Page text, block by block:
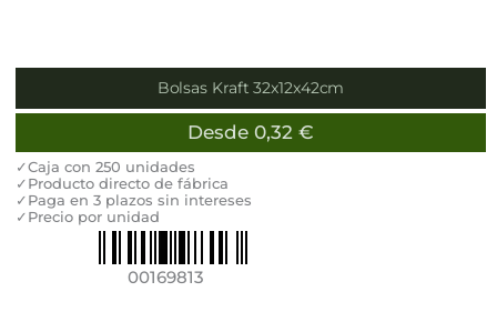
Bolsas Kraft 32x12x42cm
Desde 0,32 €
✓Caja con 250 unidades
✓Producto directo de fábrica
✓Paga en 3 plazos sin intereses
✓Precio por unidad
00169813